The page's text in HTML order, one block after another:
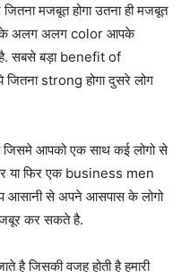
मजबूत होगा उतना ही मजबूत
के अलग अलग color आपके
है. सबसे बड़ा benefit of
strong होगा दुसरे लोग
जिसमे आपको एक साथ कई लोगो से
या फिर एक business men
आसानी से अपने आसपास के लोगो
कर सकते है.
है जिसकी वजह होती है हमारी